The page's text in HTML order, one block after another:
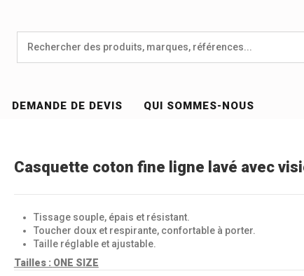
DEMANDE DE DEVIS QUI SOMMES-NOUS
Casquette coton fine ligne lavé avec
Tissage souple, épais et résistant.
Toucher doux et respirante, confortable à porter.
Taille réglable et ajustable.
Tailles : ONE SIZE